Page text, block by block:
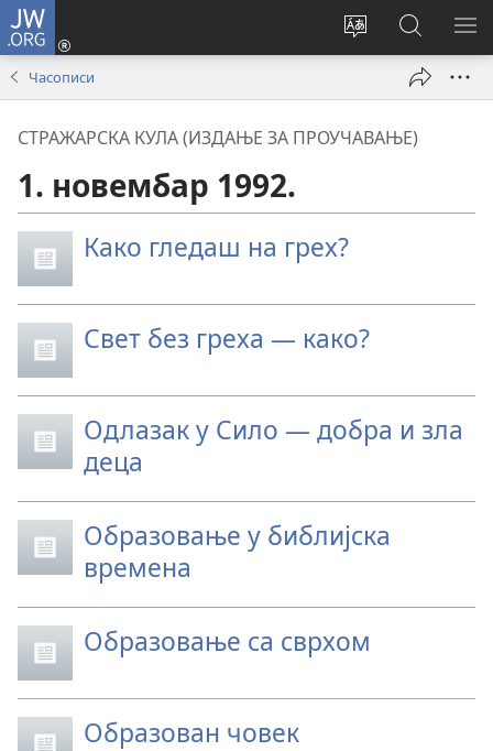
JW.ORG
Промени
Пријава
(отвара
Претрага
сајта
JW.ORG
Часописи
СТРАЖАРСКА КУЛА (ИЗДАЊЕ ЗА ПРОУЧАВАЊЕ)
1. новембар 1992.
Како гледаш на грех?
Свет без греха — како?
Одлазак у Сило — добра и зла
деца
Образовање у библијска
времена
Образовање са сврхом
Образован човек